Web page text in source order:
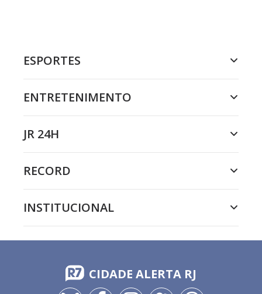
ESPORTES
ENTRETENIMENTO
JR 24H
RECORD
INSTITUCIONAL
CIDADE ALERTA RJ